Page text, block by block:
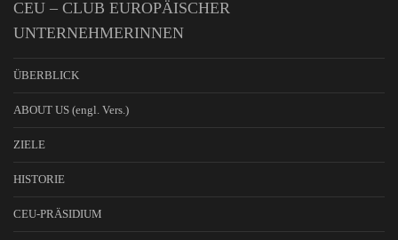
CEU – CLUB EUROPÄISCHER
UNTERNEHMERINNEN
ÜBERBLICK
ABOUT US (engl. Vers.)
ZIELE
HISTORIE
CEU-PRÄSIDIUM